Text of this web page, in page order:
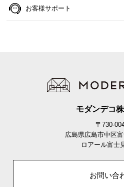
お客様サポート
モダンデコ
〒730-
広島県広島市中区
ロアール富士
お問い合